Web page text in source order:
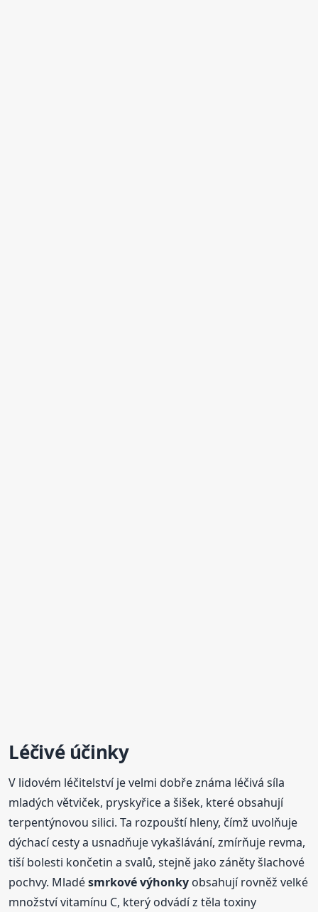
Léčivé účinky
V lidovém léčitelství je velmi dobře známa léčivá síla
mladých větviček, pryskyřice a šišek, které obsahují
terpentýnovou silici. Ta rozpouští hleny, čímž uvolňuje
dýchací cesty a usnadňuje vykašlávání, zmírňuje revma,
tiší bolesti končetin a svalů, stejně jako záněty šlachové
pochvy. Mladésmrkové výhonky obsahují rovněž velké
množství vitamínu C, který odvádí z těla toxiny